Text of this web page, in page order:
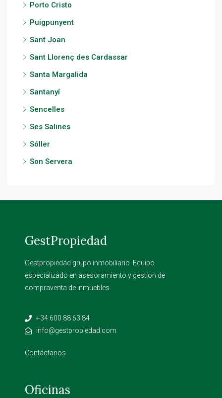
Porto Cristo
Puigpunyent
Sant Joan
Sant Llorenç des Cardassar
Santa Margalida
Santanyí
Sencelles
Ses Salines
Sóller
Son Servera
GestPropiedad
Gestpropiedad grupo inmobiliario. Equipo
especializado en asesoramiento y gestion de
compraventa de inmuebles.
+34 600 88 63 84
info@gestpropiedad.com
Contáctanos
Oficinas